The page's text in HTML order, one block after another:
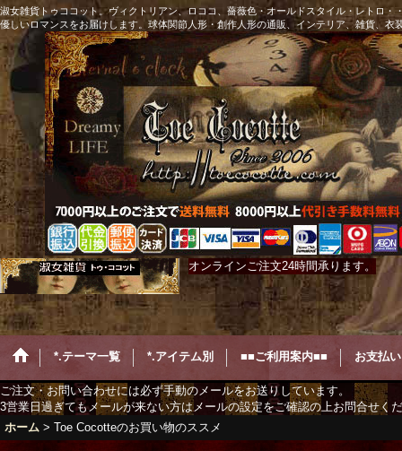
淑女雑貨トゥココット。ヴィクトリアン、ロココ、薔薇色・オールドスタイル・レトロ
優しいロマンスをお届けします。球体関節人形・創作人形の通販、インテリア、雑貨、
オンラインご注文24時間承ります。
*.テーマ一覧 *.アイテム別 ■■ご利用案内■■ お支払
ご注文・お問い合わせには必ず手動のメールをお送りしています。
3営業日過ぎてもメールが来ない方はメールの設定をご確認の上お問合せく
ホーム > Toe Cocotteのお買い物のススメ